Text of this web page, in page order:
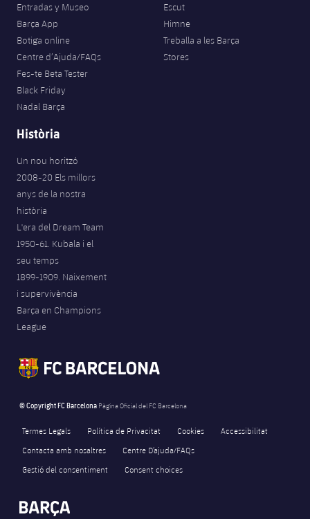
Entradas y Museo
Barça App
Botiga online
Centre d’Ajuda/FAQs
Fes-te Beta Tester
Black Friday
Nadal Barça
Escut
Himne
Treballa a les Barça
Stores
Història
Un nou horitzó
2008-20 Els millors
anys de la nostra
història
L'era del Dream Team
1950-61. Kubala i el
seu temps
1899-1909. Naixement
i supervivència
Barça en Champions
League
© Copyright FC Barcelona Pàgina Oficial del FC Barcelona
Termes Legals Política de Privacitat Cookies
Accessibilitat
Contacta amb nosaltres
Centre D’ajuda/FAQs
Gestió del consentiment
Consent choices